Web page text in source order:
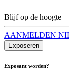
Blijf op de hoogte
AANMELDEN
Exposeren
Exposant worden?